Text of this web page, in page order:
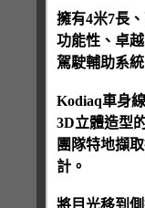
擁有4米7長
功能性、卓
駕駛輔助系
Kodiaq車身
3D立體造型
團隊特地擷
計。
將目光移到